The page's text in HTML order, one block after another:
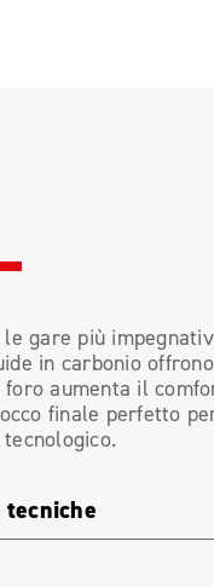
gare più
in carbonio
foro aumenta il
finale perfetto
tecniche